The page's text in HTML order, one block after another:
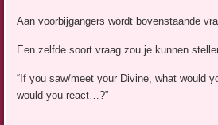
Aan voorbijgangers wordt bovenstaande
Een zelfde soort vraag zou je kunnen
“If you saw/meet your Divine, what
would you react…?”